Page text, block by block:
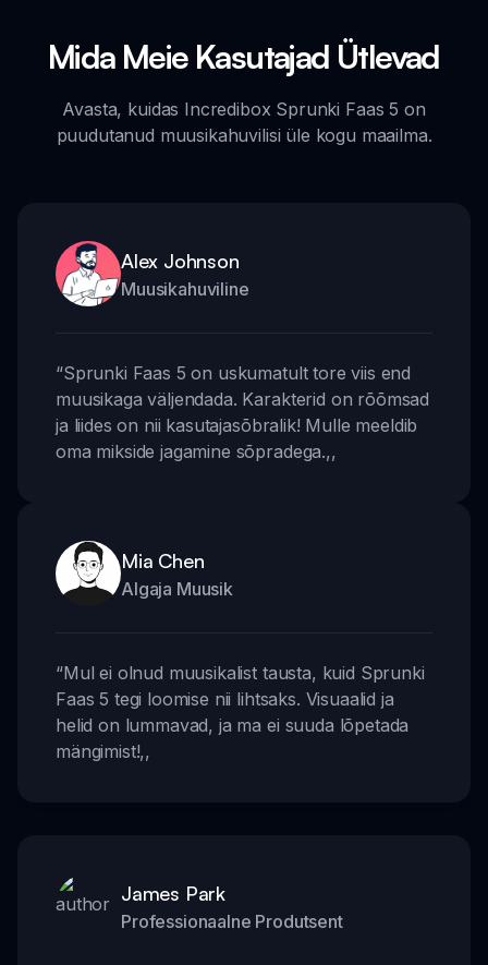
Mida Meie Kasutajad Ütlevad
Avasta, kuidas Incredibox Sprunki Faas 5 on
puudutanud muusikahuvilisi üle kogu maailma.
Alex Johnson
Muusikahuviline
“Sprunki Faas 5 on uskumatult tore viis end
muusikaga väljendada. Karakterid on rõõmsad
ja liides on nii kasutajasõbralik! Mulle meeldib
oma mikside jagamine sõpradega.,,
Mia Chen
Algaja Muusik
“Mul ei olnud muusikalist tausta, kuid Sprunki
Faas 5 tegi loomise nii lihtsaks. Visuaalid ja
helid on lummavad, ja ma ei suuda lõpetada
mängimist!,,
James Park
Professionaalne Produtsent